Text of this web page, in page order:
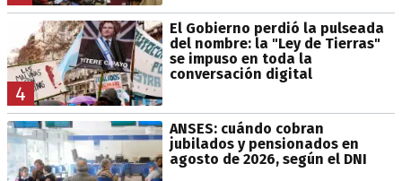
4
El Gobierno perdió la pulseada
del nombre: la "Ley de Tierras"
se impuso en toda la
conversación digital
ANSES: cuándo cobran
jubilados y pensionados en
agosto de 2026, según el DNI